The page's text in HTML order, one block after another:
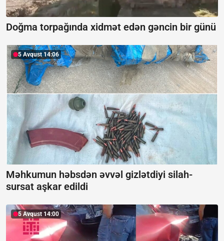
Doğma torpağında xidmət edən gəncin bir günü
5 Avqust 14:06
Məhkumun həbsdən əvvəl gizlətdiyi silah-
sursat aşkar edildi
5 Avqust 14:00